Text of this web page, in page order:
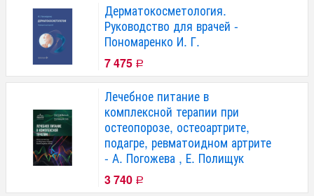
Дерматокосметология.
Руководство для врачей -
Пономаренко И. Г.
7 475 Р
Лечебное питание в
комплексной терапии при
остеопорозе, остеоартрите,
подагре, ревматоидном артрите
- А. Погожева , Е. Полищук
3 740 Р